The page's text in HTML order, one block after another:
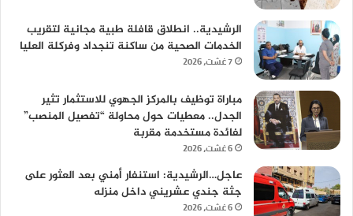
الرشيدية.. انطلاق قافلة طبية مجانية لتقريب
الخدمات الصحية من ساكنة تنجداد وفركلة العليا
7 غشت، 2026
مباراة توظيف بالمركز الجهوي للاستثمار تثير
الجدل.. معطيات حول محاولة “تفصيل المنصب”
لفائدة مستخدمة مقربة
6 غشت، 2026
عاجل…الرشيدية: استنفار أمني بعد العثور على
جثة جندي عشريني داخل منزله
6 غشت، 2026